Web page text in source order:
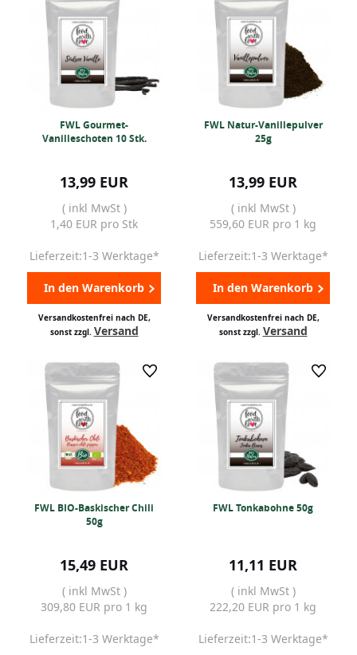
FWL Gourmet-
Vanilleschoten 10 Stk.
13,99 EUR
( inkl MwSt )
1,40 EUR pro Stk
Lieferzeit:1-3 Werktage*
In den Warenkorb
Versandkostenfrei nach DE,
sonst zzgl. Versand
FWL Natur-Vanillepulver
25g
13,99 EUR
( inkl MwSt )
559,60 EUR pro 1 kg
Lieferzeit:1-3 Werktage*
In den Warenkorb
Versandkostenfrei nach DE,
sonst zzgl. Versand
FWL BIO-Baskischer Chili
50g
15,49 EUR
( inkl MwSt )
309,80 EUR pro 1 kg
Lieferzeit:1-3 Werktage*
FWL Tonkabohne 50g
11,11 EUR
( inkl MwSt )
222,20 EUR pro 1 kg
Lieferzeit:1-3 Werktage*